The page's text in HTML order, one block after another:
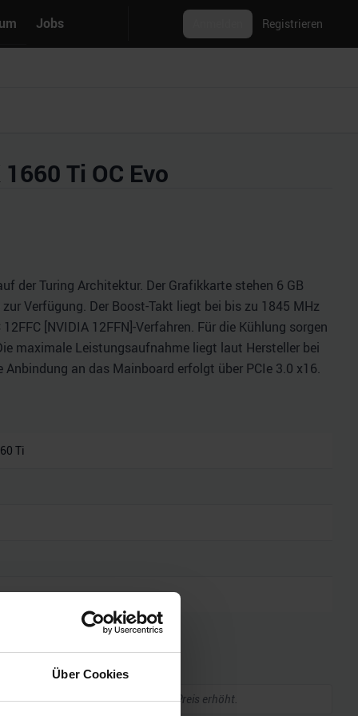
Über Cookies
Jobs Registrieren
Ti OC Evo
der Turing Architektur. Der Grafikkarte stehen 6 GB
Verfügung. Der Boost-Takt liegt bei bis zu 1845 MHz
[NVIDIA 12FFN]-Verfahren. Für die Kühlung sorgen
maximale Leistungsaufnahme liegt laut Hersteller bei
an das Mainboard erfolgt über PCIe 3.0 x16.
Ti
Daten
Provision, ohne dass sich euer Preis erhöht.